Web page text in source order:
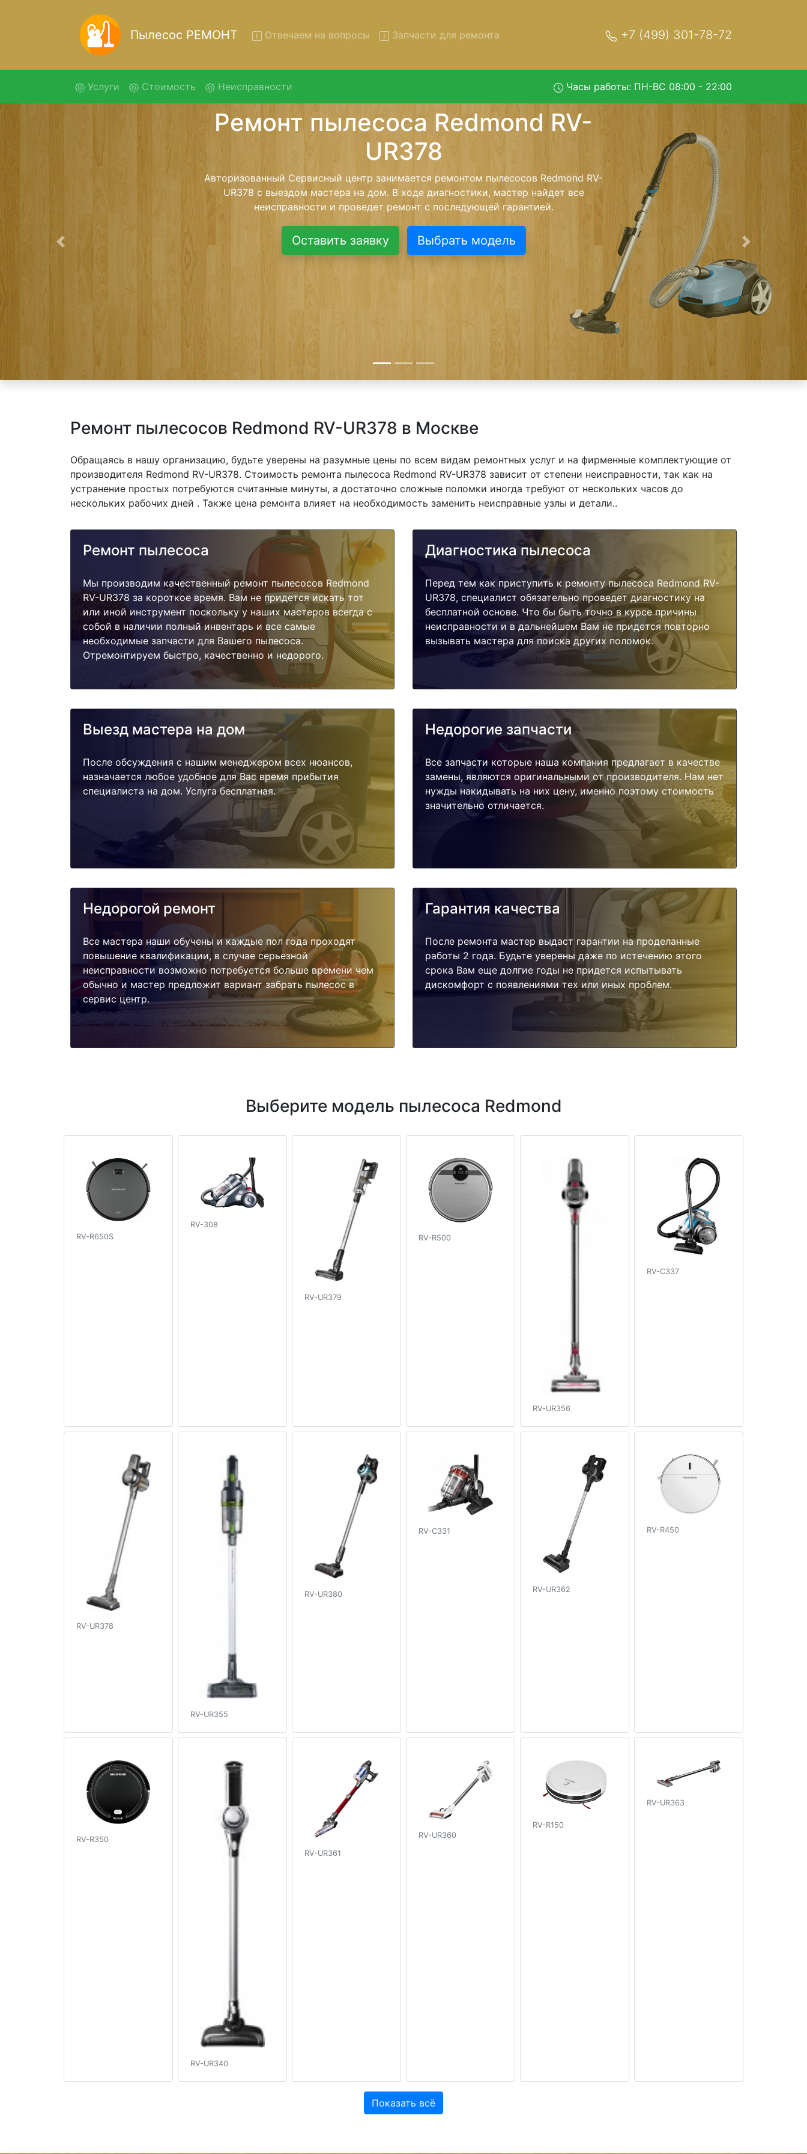
Пылесос РЕМОНТ Отвечаем на вопросы Запчасти для ремонта +7 (499) 301-78-72
Услуги (current)Стоимость Неисправности Часы работы: ПН-ВС 08:00 - 22:00
Ремонт пылесосов Redmond RV-UR378 с
вывозом в сервис
Ремонт пылесосов Redmond RV-UR378 с вывозом в сервисный центр и обратно - с
помощью нашей бесплатной услуги, специалист заберет Ваш пылесос для
дальнейшего более детального ремонта. Оговоренная стоимость ремонта
останется неизменно при возвращении видеотехники обратно.
Оставить заявку Выбрать модель
Предыдущая Следующая
Ремонт пылесосов Redmond RV-UR378 в Москве
Обращаясь в нашу организацию, будьте уверены на разумные цены по всем видам ремонтных услуг и на фирменные комплектующие от
производителя Redmond RV-UR378. Стоимость ремонта пылесоса Redmond RV-UR378 зависит от степени неисправности, так как на
устранение простых потребуются считанные минуты, а достаточно сложные поломки иногда требуют от нескольких часов до
нескольких рабочих дней . Также цена ремонта влияет на необходимость заменить неисправные узлы и детали..
Ремонт пылесоса
Мы производим качественный ремонт пылесосов Redmond
RV-UR378 за короткое время. Вам не придется искать тот
или иной инструмент поскольку у наших мастеров всегда с
собой в наличии полный инвентарь и все самые
необходимые запчасти для Вашего пылесоса.
Отремонтируем быстро, качественно и недорого.
Диагностика пылесоса
Перед тем как приступить к ремонту пылесоса Redmond RV-
UR378, специалист обязательно проведет диагностику на
бесплатной основе. Что бы быть точно в курсе причины
неисправности и в дальнейшем Вам не придется повторно
вызывать мастера для поиска других поломок.
Выезд мастера на дом
После обсуждения с нашим менеджером всех нюансов,
назначается любое удобное для Вас время прибытия
специалиста на дом. Услуга бесплатная.
Недорогие запчасти
Все запчасти которые наша компания предлагает в качестве
замены, являются оригинальными от производителя. Нам нет
нужды накидывать на них цену, именно поэтому стоимость
значительно отличается.
Недорогой ремонт
Все мастера наши обучены и каждые пол года проходят
повышение квалификации, в случае серьезной
неисправности возможно потребуется больше времени чем
обычно и мастер предложит вариант забрать пылесос в
сервис центр.
Гарантия качества
После ремонта мастер выдаст гарантии на проделанные
работы 2 года. Будьте уверены даже по истечению этого
срока Вам еще долгие годы не придется испытывать
дискомфорт с появлениями тех или иных проблем.
Выберите модель пылесоса Redmond
RV-R650S
RV-308
RV-UR379
RV-R500
RV-UR356
RV-C337
RV-UR378
RV-UR355
RV-UR380
RV-C331
RV-UR362
RV-R450
RV-R350
RV-UR340
RV-UR361
RV-UR360
RV-R150
RV-UR363
Показать всё